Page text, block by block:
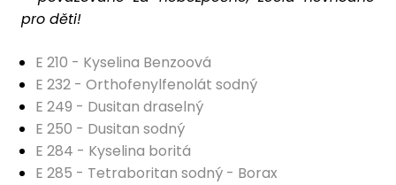
pro děti!
E 210 - Kyselina Benzoová
E 232 - Orthofenylfenolát sodný
E 249 - Dusitan draselný
E 250 - Dusitan sodný
E 284 - Kyselina boritá
E 285 - Tetraboritan sodný - Borax